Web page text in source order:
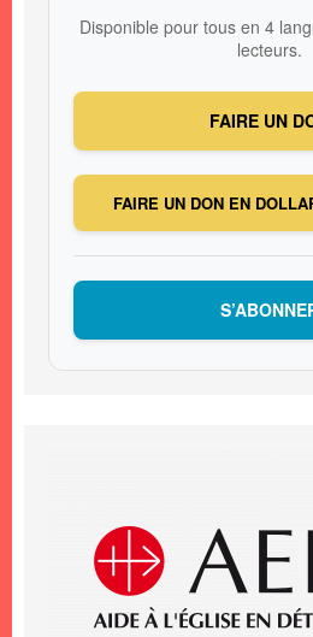
Disponible pour tous en 4
lecteurs.
FAIRE UN
FAIRE UN DON EN